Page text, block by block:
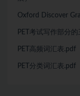
Oxford Discover
PET考试写作部分
PET高频词汇表.pdf
PET分类词汇表.pdf